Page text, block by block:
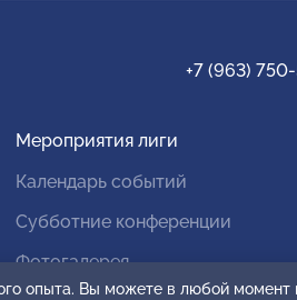
+7 (963)
Мероприятия лиги
Календарь событий
Субботние конференции
Фотогалерея
опыта. Вы можете в любой момент